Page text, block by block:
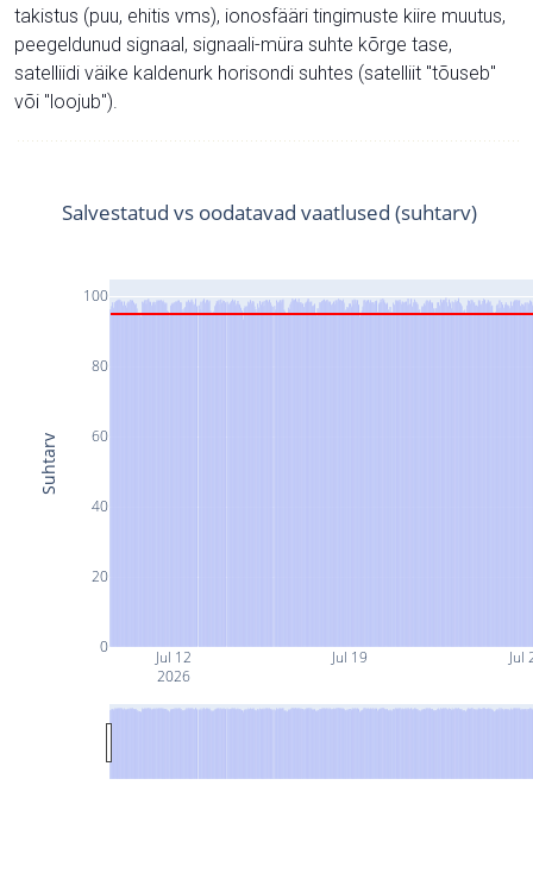
takistus (puu, ehitis vms), ionosfääri tingimuste kiire muutus,
peegeldunud signaal, signaali-müra suhte kõrge tase,
satelliidi väike kaldenurk horisondi suhtes (satelliit "tõuseb"
või "loojub").
Jul 12
2026
Jul 19 Jul
0
20
40
60
80
100
Salvestatud vs oodatavad vaatlused (suhtarv)
Suhtarv